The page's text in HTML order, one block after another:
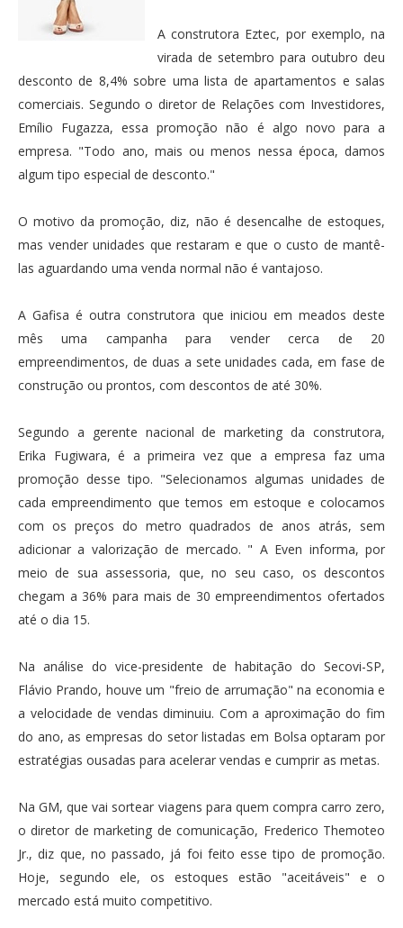
A construtora Eztec, por exemplo, na
virada de setembro para outubro deu
desconto de 8,4% sobre uma lista de apartamentos e salas
comerciais. Segundo o diretor de Relações com Investidores,
Emílio Fugazza, essa promoção não é algo novo para a
empresa. "Todo ano, mais ou menos nessa época, damos
algum tipo especial de desconto."
O motivo da promoção, diz, não é desencalhe de estoques,
mas vender unidades que restaram e que o custo de mantê-
las aguardando uma venda normal não é vantajoso.
A Gafisa é outra construtora que iniciou em meados deste
mês uma campanha para vender cerca de 20
empreendimentos, de duas a sete unidades cada, em fase de
construção ou prontos, com descontos de até 30%.
Segundo a gerente nacional de marketing da construtora,
Erika Fugiwara, é a primeira vez que a empresa faz uma
promoção desse tipo. "Selecionamos algumas unidades de
cada empreendimento que temos em estoque e colocamos
com os preços do metro quadrados de anos atrás, sem
adicionar a valorização de mercado. " A Even informa, por
meio de sua assessoria, que, no seu caso, os descontos
chegam a 36% para mais de 30 empreendimentos ofertados
até o dia 15.
Na análise do vice-presidente de habitação do Secovi-SP,
Flávio Prando, houve um "freio de arrumação" na economia e
a velocidade de vendas diminuiu. Com a aproximação do fim
do ano, as empresas do setor listadas em Bolsa optaram por
estratégias ousadas para acelerar vendas e cumprir as metas.
Na GM, que vai sortear viagens para quem compra carro zero,
o diretor de marketing de comunicação, Frederico Themoteo
Jr., diz que, no passado, já foi feito esse tipo de promoção.
Hoje, segundo ele, os estoques estão "aceitáveis" e o
mercado está muito competitivo.